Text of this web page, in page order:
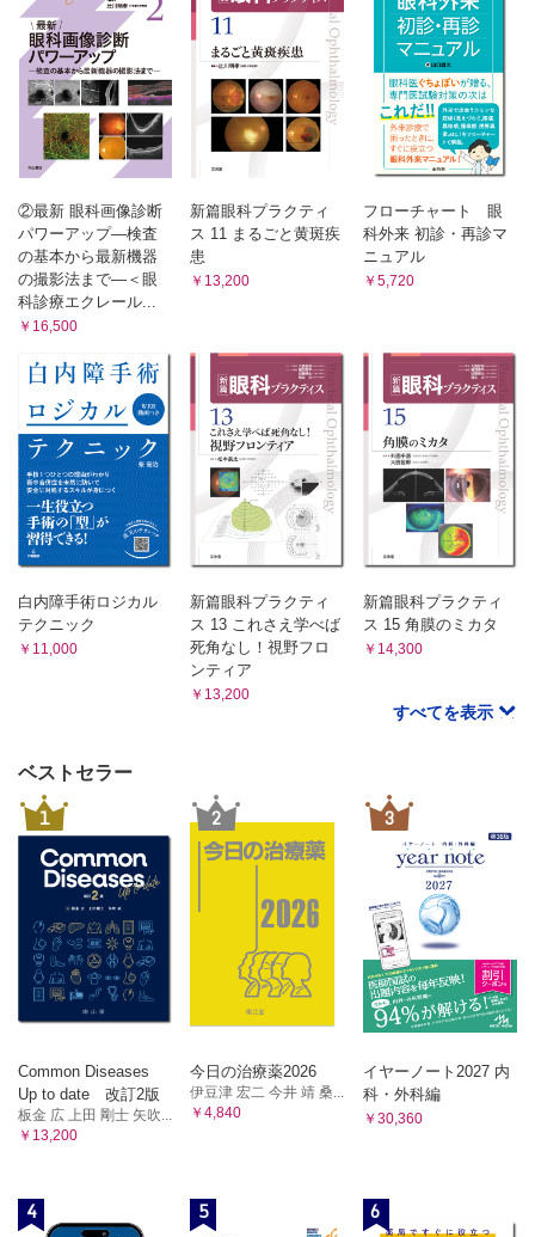
4.4 β遮断薬……井上賢治
4.5 α2作動薬……結城賢弥
Topics ブリモニジン点眼による角膜混濁やぶどう膜炎
4.6 炭酸脱水酵素阻害薬……松下賢治
4.7 ROCK阻害薬……本庄 恵
4.8 α1遮断薬，イオンチャネル開口薬……白鳥 宙，中元兼
4.9 副交感神経作動薬……亀田隆範
4.10 配合薬と後発薬……溝上志朗
4.11 点滴薬……澤田 明
4.12 薬物治療の未来……柏木賢治
Chapter 5 緑内障の手術治療
尚悟，稲谷 大
5.2 原発閉塞隅角病（PACD）の治療……栗本康夫
5.3 レーザー線維柱帯形成術……狩野 廉
5.4 流出路再建術……庄司信行
5.5 濾過手術
5.5.1 線維柱帯切除術……東出朋巳
5.5.2 Ex-PRESSTM……東條直貴
5.5.3 濾過手術の術後管理……丸山勝彦
5.5.4 濾過胞再建術―ニードリングの適応，タイミング，
方法と効果……石田恭子
5.5.5 Preserflo®microshunt（PFM）―新しい低侵襲濾過手
術……相原 一
COLUMN 新しい低侵襲濾過手術デバイス―XEN®
5.5.6 プレート付きインプラント……井上立州
5.6 マイクロパルス経強膜的毛様体光凝固術……杉本宏一郎
②最新 眼科画像診断
パワーアップ―検査
の基本から最新機器
の撮影法まで―＜眼
科診療エクレール...
￥16,500
新篇眼科プラクティ
ス 11 まるごと黄斑疾
患
￥13,200
フローチャート 眼
科外来 初診・再診マ
ニュアル
￥5,720
白内障手術ロジカル
テクニック
￥11,000
新篇眼科プラクティ
ス 13 これさえ学べば
死角なし！視野フロ
ンティア
￥13,200
新篇眼科プラクティ
ス 15 角膜のミカタ
￥14,300
すべてを表示
ベストセラー
1
Common Diseases
Up to date 改訂2版
板金 広 上田 剛士 矢吹...
￥13,200
2
今日の治療薬2026
伊豆津 宏二 今井 靖 桑...
￥4,840
3
イヤーノート2027 内
科・外科編
￥30,360
4 5 6